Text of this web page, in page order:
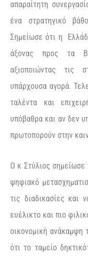
απαραίτητη
ένα στρατηγικό
Σημείωσε ότι η
άξονας προς τα
αξιοποιώντας τις
υπάρχουσα αγορά.
ταλέντα και
υπόβαθρα και αν δεν
πρωτοπορούν στην
Ο κ Στύλιος
ψηφιακό
τις διαδικασίες και
ευέλικτο και πιο
οικονομική
ότι το ταμείο